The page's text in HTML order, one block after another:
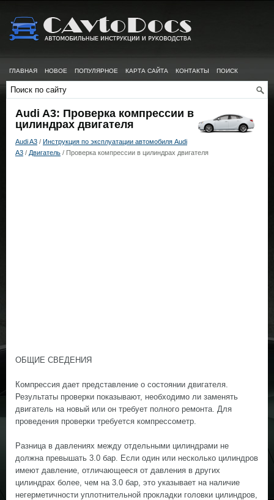
ГЛАВНАЯ НОВОЕ ПОПУЛЯРНОЕ КАРТА САЙТА КОНТАКТЫ ПОИСК
Audi A3: Проверка компрессии в
цилиндрах двигателя
Audi A3 / Инструкция по эксплуатации автомобиля Audi
A3 / Двигатель / Проверка компрессии в цилиндрах двигателя
ОБЩИЕ СВЕДЕНИЯ
Компрессия дает представление о состоянии двигателя.
Результаты проверки показывают, необходимо ли заменять
двигатель на новый или он требует полного ремонта. Для
проведения проверки требуется компрессометр.
Разница в давлениях между отдельными цилиндрами не
должна превышать 3.0 бар. Если один или несколько цилиндров
имеют давление, отличающееся от давления в других
цилиндрах более, чем на 3.0 бар, это указывает на наличие
негерметичности уплотнительной прокладки головки цилиндров,